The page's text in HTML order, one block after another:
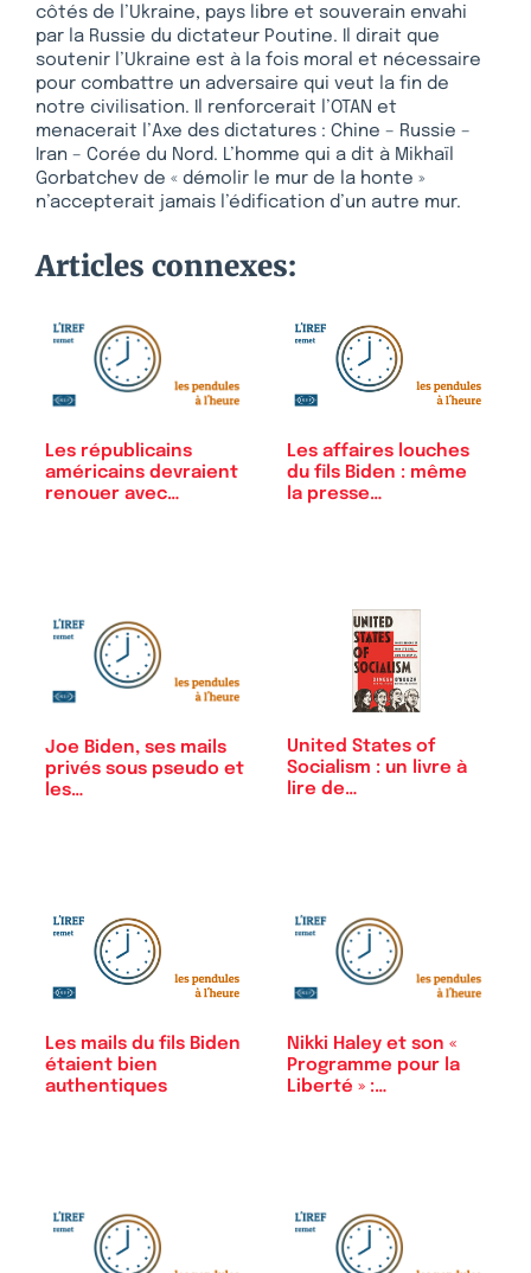
côtés de l’Ukraine, pays libre et souverain envahi
par la Russie du dictateur Poutine. Il dirait que
soutenir l’Ukraine est à la fois moral et nécessaire
pour combattre un adversaire qui veut la fin de
notre civilisation. Il renforcerait l’OTAN et
menacerait l’Axe des dictatures : Chine – Russie –
Iran – Corée du Nord. L’homme qui a dit à Mikhaïl
Gorbatchev de « démolir le mur de la honte »
n’accepterait jamais l’édification d’un autre mur.
Articles connexes:
Les républicains
américains devraient
renouer avec…
Les affaires louches
du fils Biden : même
la presse…
Joe Biden, ses mails
privés sous pseudo et
les…
United States of
Socialism : un livre à
lire de…
Les mails du fils Biden
étaient bien
authentiques
Nikki Haley et son «
Programme pour la
Liberté » :…